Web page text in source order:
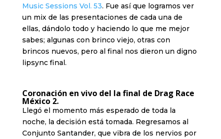
Music Sessions Vol. 53. Fue así que logramos ver
un mix de las presentaciones de cada una de
ellas, dándolo todo y haciendo lo que me mejor
sabes; algunas con brinco viejo, otras con
brincos nuevos, pero al final nos dieron un digno
lipsync final.
Coronación en vivo del la final de Drag Race
México 2.
Llegó el momento más esperado de toda la
noche, la decisión está tomada. Regresamos al
Conjunto Santander, que vibra de los nervios por